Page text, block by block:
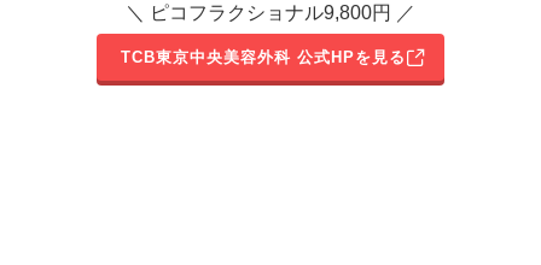
＼ ピコフラクショナル9,800円 ／
TCB東京中央美容外科 公式HPを見る